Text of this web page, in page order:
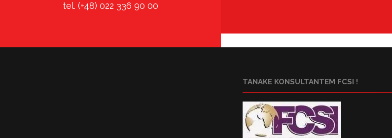
tel. (+48) 022 336 90 00
TANAKE KONSULTANTEM FCSI !